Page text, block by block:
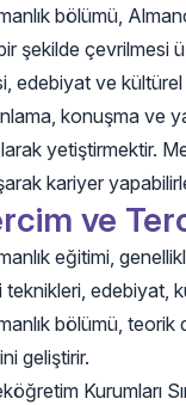
bölümü,
şekilde çevrilmesi
edebiyat ve kültürel
konuşma ve
yetiştirmektir.
kariyer
ve
eğitimi,
teknikleri, edebiyat,
bölümü, teorik
geliştirir.
Kurumları